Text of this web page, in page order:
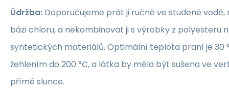
Údržba: Doporučujeme prát ji ručně ve studené
bázi chloru, a nekombinovat ji s výrobky z polyesteru
syntetických materiálů. Optimální teplota praní je 30
žehlením do 200 °C, a látka by měla být sušena ve
přímé slunce.